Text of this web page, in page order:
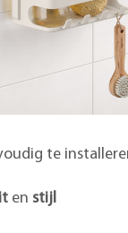
te
en stijl